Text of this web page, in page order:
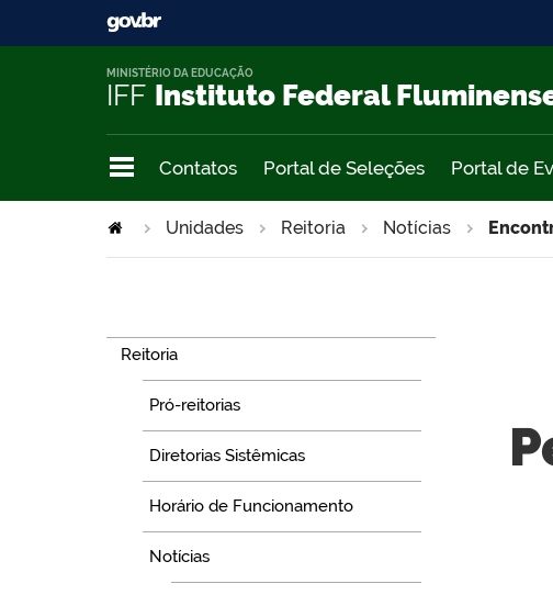
IFF Instituto Federal
MINISTÉRIO DA EDUCAÇÃO
Contatos Portal de Seleções Portal de
Unidades Reitoria Notícias
Reitoria
Pró-reitorias
Diretorias Sistêmicas
Horário de Funcionamento
Notícias